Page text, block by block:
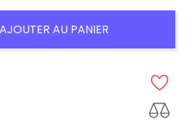
AJOUTER AU PANIER